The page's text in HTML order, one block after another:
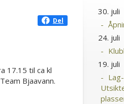
Del
17.15 til ca kl
Bjaavann.
30. juli
24. juli
19. juli